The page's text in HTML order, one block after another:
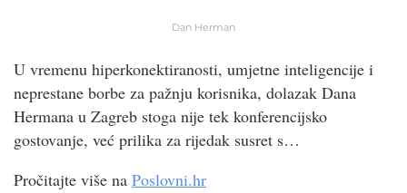
Dan Herman
U vremenu hiperkonektiranosti, umjetne inteligencije i
neprestane borbe za pažnju korisnika, dolazak Dana
Hermana u Zagreb stoga nije tek konferencijsko
gostovanje, već prilika za rijedak susret s…
Pročitajte više na Poslovni.hr